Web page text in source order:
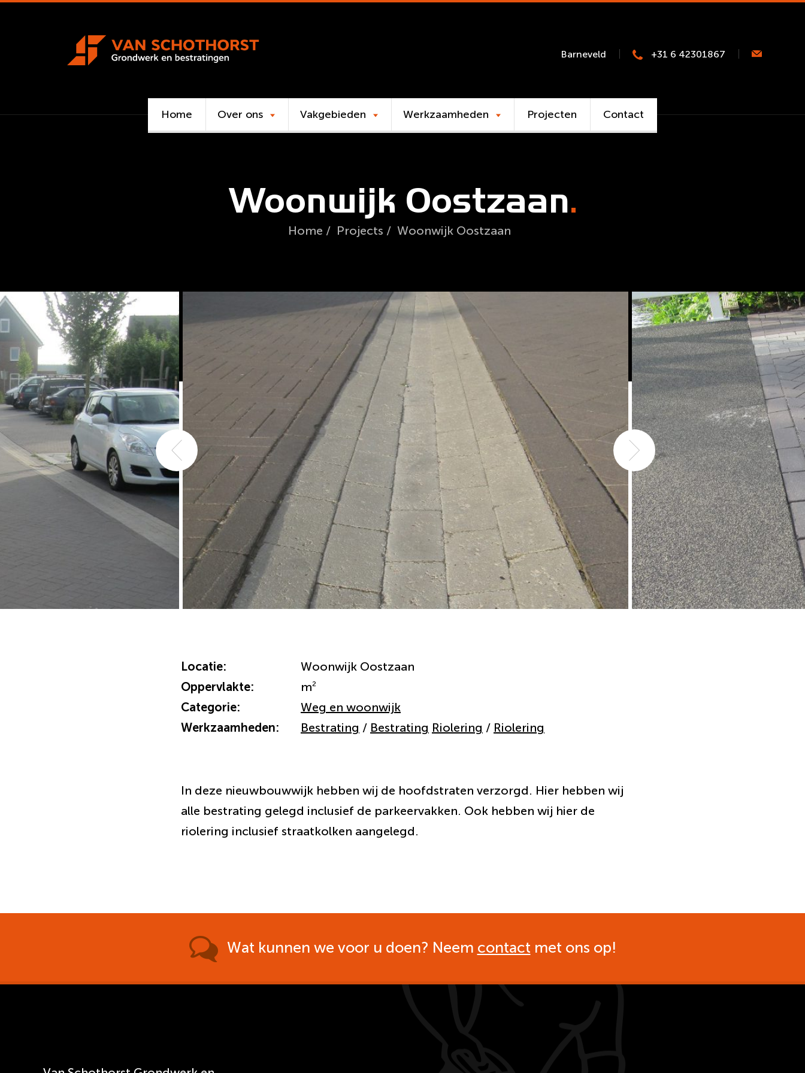
Barneveld +31 6 42301867
Home Over ons Vakgebieden Werkzaamheden Projecten Contact
Woonwijk Oostzaan
Home / Projects / Woonwijk Oostzaan
Locatie:
Woonwijk Oostzaan
Oppervlakte:
m2
Categorie:
Weg en woonwijk
Werkzaamheden:
Bestrating Bestrating Riolering Riolering
In deze nieuwbouwwijk hebben wij de hoofdstraten verzorgd. Hier hebben wij
alle bestrating gelegd inclusief de parkeervakken. Ook hebben wij hier de
riolering inclusief straatkolken aangelegd.
Wat kunnen we voor u doen? Neem contact met ons op!